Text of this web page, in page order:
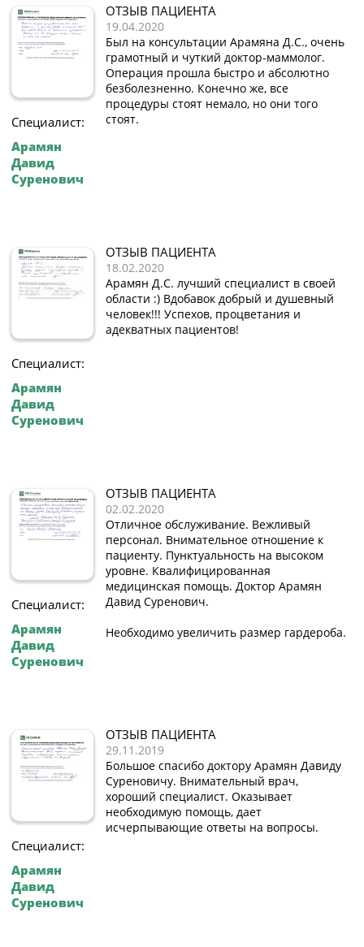
Специалист:
Арамян
Давид
Суренович
ОТЗЫВ ПАЦИЕНТА
19.04.2020
Был на консультации Арамяна Д.С., очень
грамотный и чуткий доктор-маммолог.
Операция прошла быстро и абсолютно
безболезненно. Конечно же, все
процедуры стоят немало, но они того
стоят.
Специалист:
Арамян
Давид
Суренович
ОТЗЫВ ПАЦИЕНТА
18.02.2020
Арамян Д.С. лучший специалист в своей
области :) Вдобавок добрый и душевный
человек!!! Успехов, процветания и
адекватных пациентов!
Специалист:
Арамян
Давид
Суренович
ОТЗЫВ ПАЦИЕНТА
02.02.2020
Отличное обслуживание. Вежливый
персонал. Внимательное отношение к
пациенту. Пунктуальность на высоком
уровне. Квалифицированная
медицинская помощь. Доктор Арамян
Давид Суренович.
Необходимо увеличить размер гардероба.
Специалист:
Арамян
Давид
Суренович
ОТЗЫВ ПАЦИЕНТА
29.11.2019
Большое спасибо доктору Арамян Давиду
Суреновичу. Внимательный врач,
хороший специалист. Оказывает
необходимую помощь, дает
исчерпывающие ответы на вопросы.